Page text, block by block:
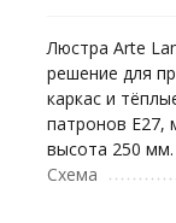
Люстра Arte
решение для
каркас и
патронов
высота 250
Схема